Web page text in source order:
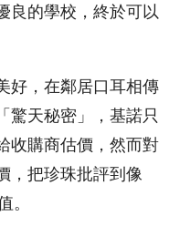
良的學校，終於可以
好，在鄰居口耳相傳
驚天秘密」，基諾只
收購商估價，然而對
，把珍珠批評到像
。